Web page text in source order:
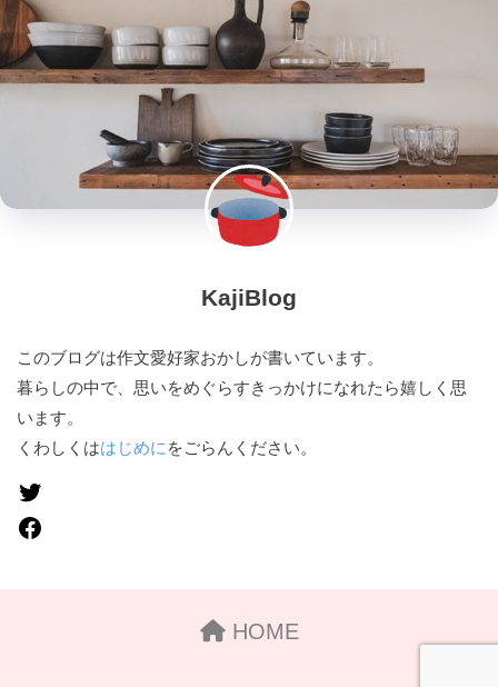
KajiBlog
このブログは作文愛好家おかしが書いています。
暮らしの中で、思いをめぐらすきっかけになれたら嬉しく思
います。
くわしくははじめに をごらんください。
HOME